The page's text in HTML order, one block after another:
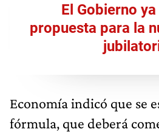
El Gobierno
propuesta para la
Economía indicó que se
fórmula, que deberá